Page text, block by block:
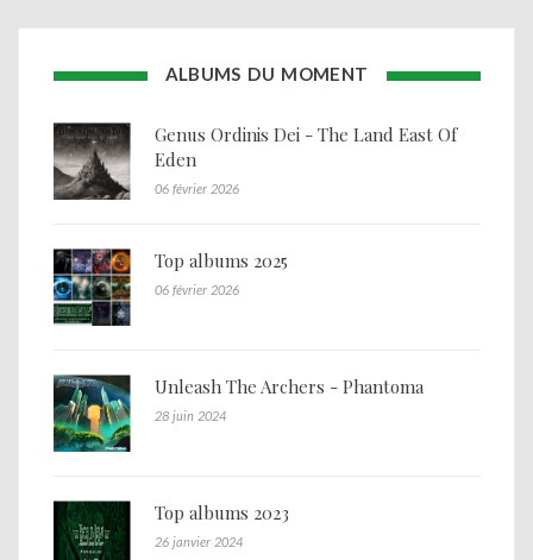
ALBUMS DU MOMENT
Genus Ordinis Dei - The Land East Of
Eden
06 février 2026
Top albums 2025
06 février 2026
Unleash The Archers - Phantoma
28 juin 2024
Top albums 2023
26 janvier 2024